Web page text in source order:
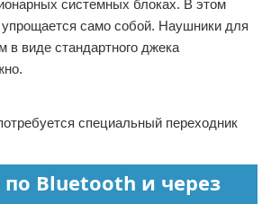
системных блоках. В этом
само собой. Наушники для
в виде стандартного джека
специальный переходник
Bluetooth и через